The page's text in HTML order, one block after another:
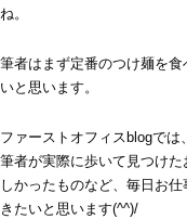
ね。
筆者はまず定番のつけ麺を
いと思います。
ファーストオフィスblogでは
筆者が実際に歩いて見つけ
しかったものなど、毎日お
きたいと思います(^^)/